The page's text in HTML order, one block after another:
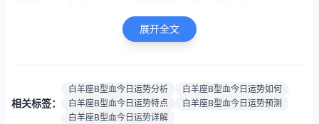
★★★★☆（投资回报率高，四颗星预示财运亨
健康指
90%（五星回望，成长之路）
展开全文
相关标签：
白羊座B型血今日运势分析
白羊座B型血今日运势如何
白羊座B型血今日运势特点
白羊座B型血今日运势预测
白羊座B型血今日运势详解